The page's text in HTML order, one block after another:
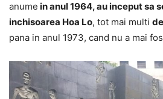
anume in anul 1964, au inceput sa
inchisoarea Hoa Lo, tot mai multi
pana in anul 1973, cand nu a mai